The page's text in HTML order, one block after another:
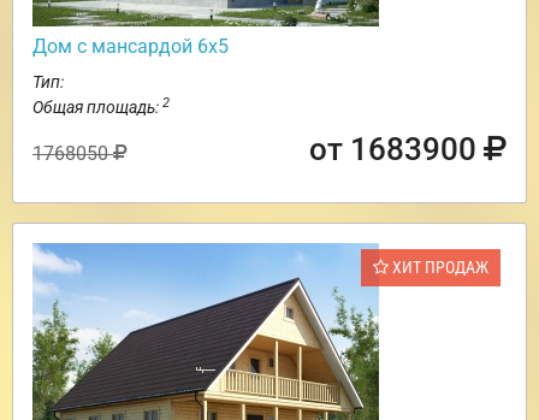
Дом с мансардой 6х5
Тип:
Общая площадь: 2
1768050 от 1683900
ХИТ ПРОДАЖ